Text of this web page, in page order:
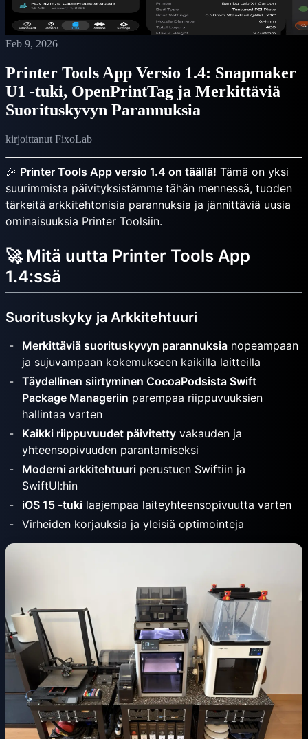
Feb 9, 2026
Printer Tools App Versio 1.4: Snapmaker
U1 -tuki, OpenPrintTag ja Merkittäviä
Suorituskyvyn Parannuksia
kirjoittanut FixoLab
🎉 Printer Tools App versio 1.4 on täällä! Tämä on yksi
suurimmista päivityksistämme tähän mennessä, tuoden
tärkeitä arkkitehtonisia parannuksia ja jännittäviä uusia
ominaisuuksia Printer Toolsiin.
🚀 Mitä uutta Printer Tools App
1.4:ssä
Suorituskyky ja Arkkitehtuuri
Merkittäviä suorituskyvyn parannuksia nopeampaan
ja sujuvampaan kokemukseen kaikilla laitteilla
Täydellinen siirtyminen CocoaPodsista Swift
Package Manageriin parempaa riippuvuuksien
hallintaa varten
Kaikki riippuvuudet päivitetty vakauden ja
yhteensopivuuden parantamiseksi
Moderni arkkitehtuuri perustuen Swiftiin ja
SwiftUI:hin
iOS 15 -tuki laajempaa laiteyhteensopivuutta varten
Virheiden korjauksia ja yleisiä optimointeja